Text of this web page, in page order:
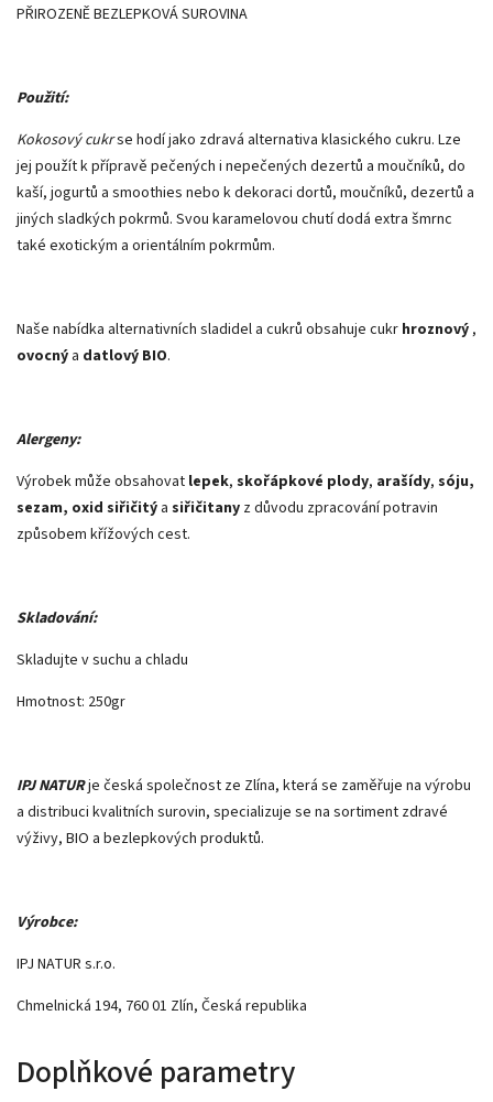
PŘIROZENĚ BEZLEPKOVÁ SUROVINA
Použití:
Kokosový cukrse hodí jako zdravá alternativa klasického cukru. Lze
jej použít k přípravě pečených i nepečených dezertů a moučníků, do
kaší, jogurtů a smoothies nebo k dekoraci dortů, moučníků, dezertů a
jiných sladkých pokrmů. Svou karamelovou chutí dodá extra šmrnc
také exotickým a orientálním pokrmům.
Naše nabídka alternativních sladidel a cukrů obsahuje cukr hroznový ,
ovocný a datlový BIO.
Alergeny:
Výrobek může obsahovat lepek, skořápkové plody, arašídy, sóju,
sezam, oxid siřičitý a siřičitany z důvodu zpracování potravin
způsobem křížových cest.
Skladování:
Skladujte v suchu a chladu
Hmotnost: 250gr
IPJ NATURje česká společnost ze Zlína, která se zaměřuje na výrobu
a distribuci kvalitních surovin, specializuje se na sortiment zdravé
výživy, BIO a bezlepkových produktů.
Výrobce:
IPJ NATUR s.r.o.
Chmelnická 194, 760 01 Zlín, Česká republika
Doplňkové parametry